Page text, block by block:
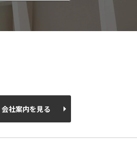
会社案内を見る